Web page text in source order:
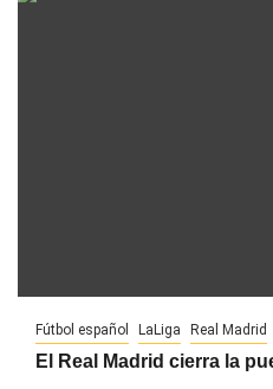
Fútbol español LaLiga Real Madrid
El Real Madrid cierra la